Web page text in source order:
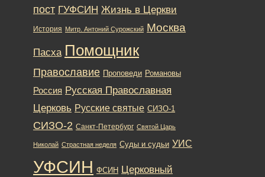
пост ГУФСИН Жизнь в Церкви
История Митр. Антоний Сурожский Москва
Пасха Помощник
Православие Проповеди Романовы
Россия Русская Православная
Церковь Русские святые СИЗО-1
СИЗО-2 Санкт-Петербург Святой Царь
Николай Страстная неделя Суды и судьи УИС
УФСИН ФСИН Церковный